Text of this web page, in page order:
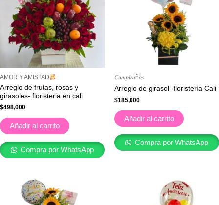
AMOR Y AMISTAD
Arreglo de frutas, rosas y
girasoles- floristeria en cali
$498,000
Añadir al carrito
Compra por WhatsApp
𝐶𝑢𝑚𝑝𝑙𝑒𝑎ñ𝑜𝑠
Arreglo de girasol -floristería Cali
$185,000
Añadir al carrito
Compra por WhatsApp